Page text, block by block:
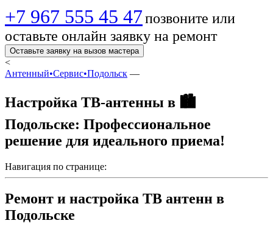
+7 967 555 45 47позвоните или
оставьте онлайн заявку на ремонт
Оставьте заявку на вызов мастера
<
Антенный•Сервис•Подольск —
Настройка ТВ-антенны в 🏙️
Подольске: Профессиональное
решение для идеального приема!
Навигация по странице:
Ремонт и настройка ТВ антенн в
Подольске